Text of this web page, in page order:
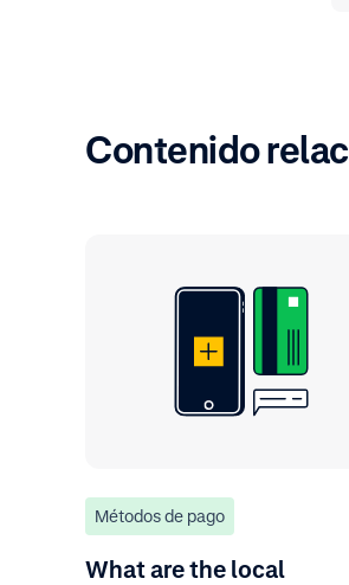
Contenido
Métodos de pago
What are the local